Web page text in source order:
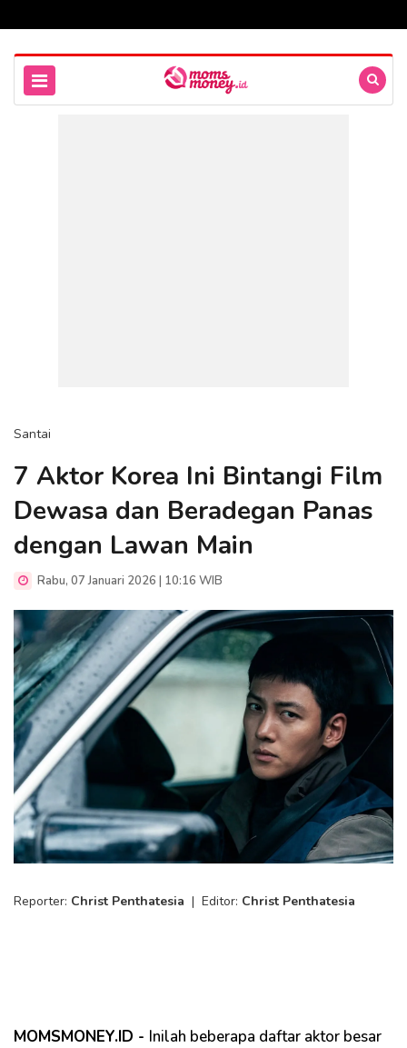
Santai
7 Aktor Korea Ini Bintangi Film
Dewasa dan Beradegan Panas
dengan Lawan Main
Rabu, 07 Januari 2026 | 10:16 WIB
Reporter: Christ Penthatesia | Editor: Christ Penthatesia
MOMSMONEY.ID - Inilah beberapa daftar aktor besar